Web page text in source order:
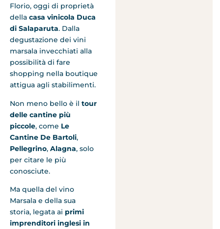
Florio, oggi di proprietà
della casa vinicola Duca
di Salaparuta. Dalla
degustazione dei vini
marsala invecchiati alla
possibilità di fare
shopping nella boutique
attigua agli stabilimenti.
Non meno bello è il tour
delle cantine più
piccole, come Le
Cantine De Bartoli,
Pellegrino, Alagna, solo
per citare le più
conosciute.
Ma quella del vino
Marsala e della sua
storia, legata ai primi
imprenditori inglesi in